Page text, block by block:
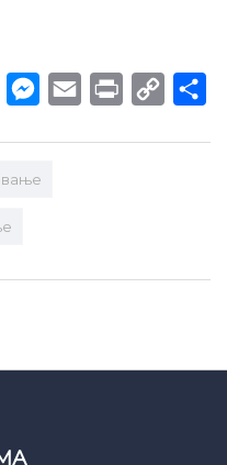
TelegramMessenger
Email Print
Copy